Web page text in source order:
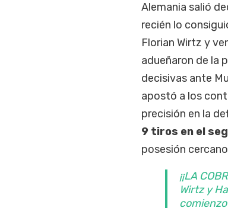
Alemania salió
recién lo
Florian Wirtz y
adueñaron de la
decisivas ante
apostó a los
precisión en la
9 tiros en el
posesión
¡¡LA
Wirtz y